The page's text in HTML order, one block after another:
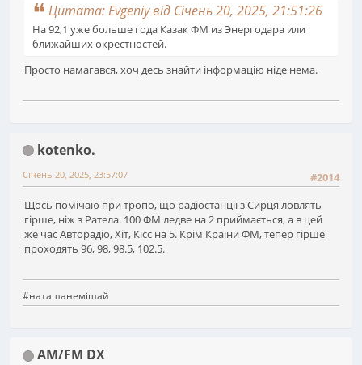
Цитата: Evgeniy від Січень 20, 2025, 21:51:26
На 92,1 уже больше года Казак ФМ из Энергодара или
ближайших окрестностей.
Просто намагався, хоч десь знайти інформацію ніде нема.
kotenko.
#2014
Січень 20, 2025, 23:57:07
Щось помічаю при тропо, що радіостанції з Сирця ловлять
гірше, ніж з Ратела. 100 ФМ ледве на 2 приймається, а в цей
же час Авторадіо, Хіт, Кісс на 5. Крім Країни ФМ, тепер гірше
проходять 96, 98, 98.5, 102.5.
#наташанемішай
AM/FM DX